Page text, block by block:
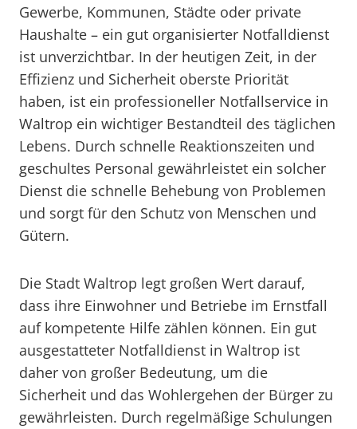
Gewerbe, Kommunen, Städte oder private
Haushalte – ein gut organisierter Notfalldienst
ist unverzichtbar. In der heutigen Zeit, in der
Effizienz und Sicherheit oberste Priorität
haben, ist ein professioneller Notfallservice in
Waltrop ein wichtiger Bestandteil des täglichen
Lebens. Durch schnelle Reaktionszeiten und
geschultes Personal gewährleistet ein solcher
Dienst die schnelle Behebung von Problemen
und sorgt für den Schutz von Menschen und
Gütern.
Die Stadt Waltrop legt großen Wert darauf,
dass ihre Einwohner und Betriebe im Ernstfall
auf kompetente Hilfe zählen können. Ein gut
ausgestatteter Notfalldienst in Waltrop ist
daher von großer Bedeutung, um die
Sicherheit und das Wohlergehen der Bürger zu
gewährleisten. Durch regelmäßige Schulungen